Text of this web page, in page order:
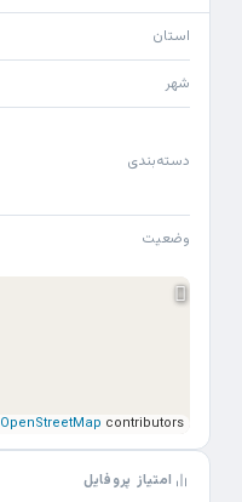
استان
شهر
دسته‌بندی
وضعیت
OpenStreetMap contributors
امتیاز پروفایل